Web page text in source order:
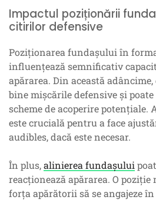
Impactul poziționării
citirilor defensive
Poziționarea fundașului în
influențează semnificativ
apărarea. Din această
bine mișcările defensive și
scheme de acoperire potențiale.
este crucială pentru a face
audibles, dacă este necesar.
În plus,alinierea fundașului
reacționează apărarea. O poziție
forța apărătorii să se angajeze